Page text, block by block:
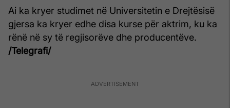
Ai ka kryer studimet në Universitetin e Drejtësisë
gjersa ka kryer edhe disa kurse për aktrim, ku ka
rënë në sy të regjisorëve dhe producentëve.
/Telegrafi/